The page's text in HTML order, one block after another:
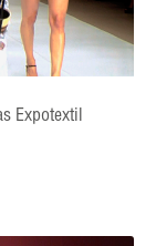
Expotextil